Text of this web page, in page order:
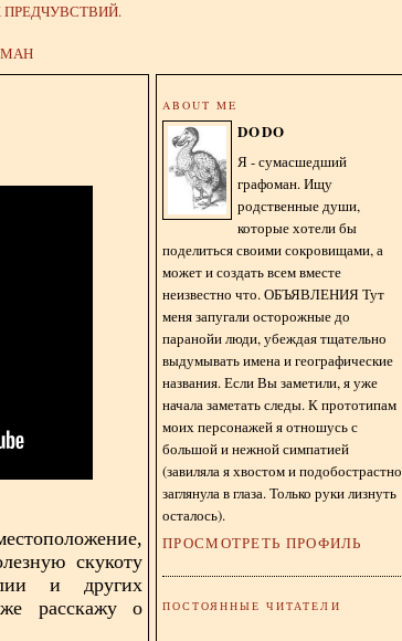
скукоту
и других
расскажу о
ABOUT ME
DODO
Я - сумасшедший
графоман. Ищу
родственные души,
которые хотели бы
поделиться своими сокровищами, а
может и создать всем вместе
неизвестно что. ОБЪЯВЛЕНИЯ Тут
меня запугали осторожные до
паранойи люди, убеждая тщательно
выдумывать имена и географические
названия. Если Вы заметили, я уже
начала заметать следы. К прототипам
моих персонажей я отношусь с
большой и нежной симпатией
(завиляла я хвостом и подобострастно
заглянула в глаза. Только руки лизнуть
осталось).
ПРОСМОТРЕТЬ ПРОФИЛЬ
ПОСТОЯННЫЕ ЧИТАТЕЛИ